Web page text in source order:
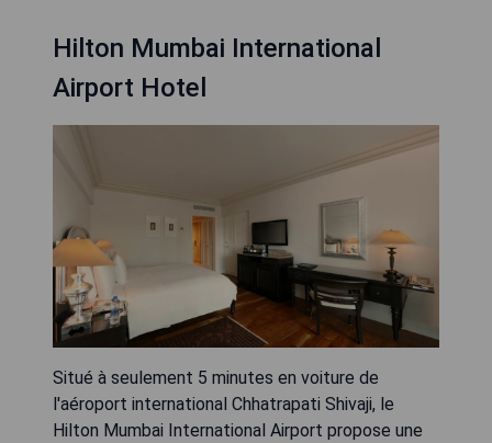
Hilton Mumbai International
Airport Hotel
Situé à seulement 5 minutes en voiture de
l'aéroport international Chhatrapati Shivaji, le
Hilton Mumbai International Airport propose une